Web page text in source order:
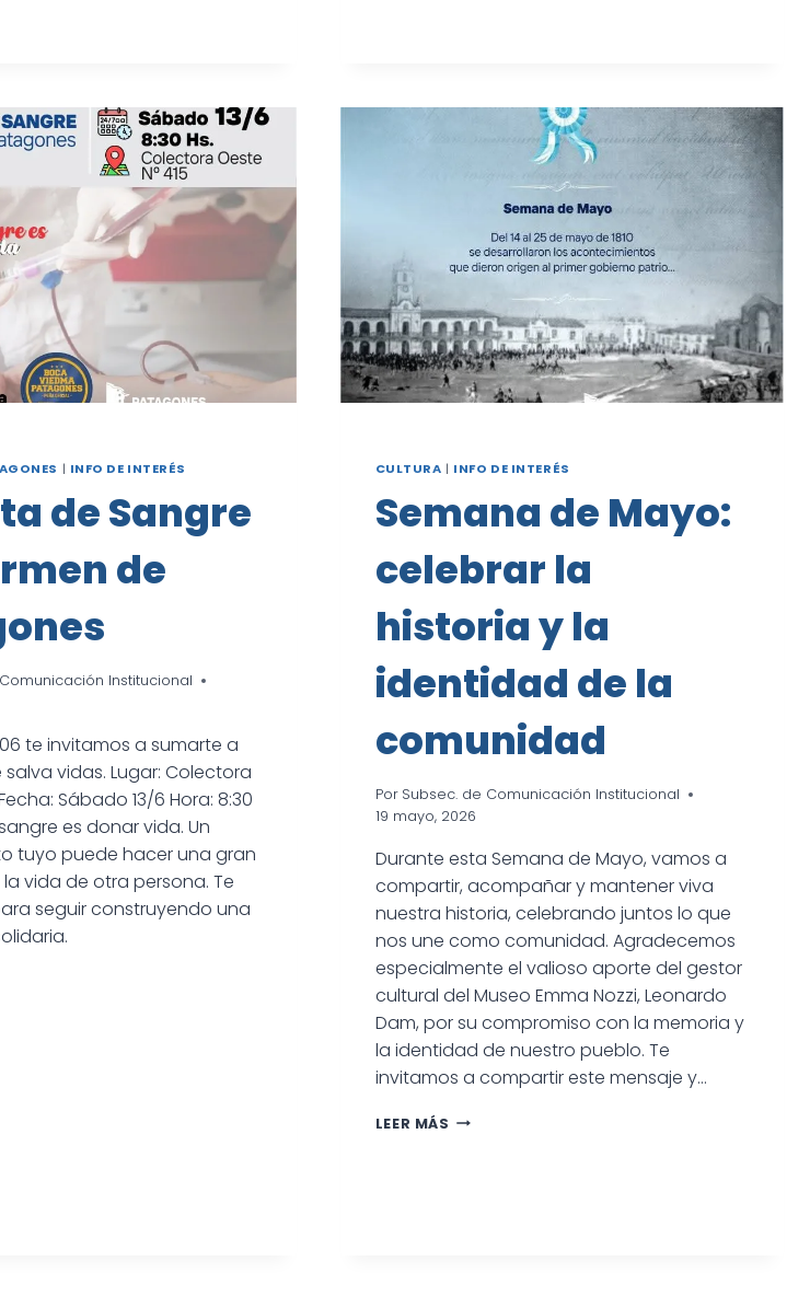
TERCIARIAS
UNIVERSITARIAS
| INFO DE INTERÉS
de Sangre
de
Institucional
te invitamos a sumarte a
vidas. Lugar: Colectora
Sábado 13/6 Hora: 8:30
es donar vida. Un
tuyo puede hacer una gran
vida de otra persona. Te
seguir construyendo una
CULTURA | INFO DE INTERÉS
Semana de Mayo:
celebrar la
historia y la
identidad de la
comunidad
Por Subsec. de Comunicación Institucional
19 mayo, 2026
Durante esta Semana de Mayo, vamos a
compartir, acompañar y mantener viva
nuestra historia, celebrando juntos lo que
nos une como comunidad. Agradecemos
especialmente el valioso aporte del gestor
cultural del Museo Emma Nozzi, Leonardo
Dam, por su compromiso con la memoria y
la identidad de nuestro pueblo. Te
invitamos a compartir este mensaje y…
LEER MÁS SEMANA